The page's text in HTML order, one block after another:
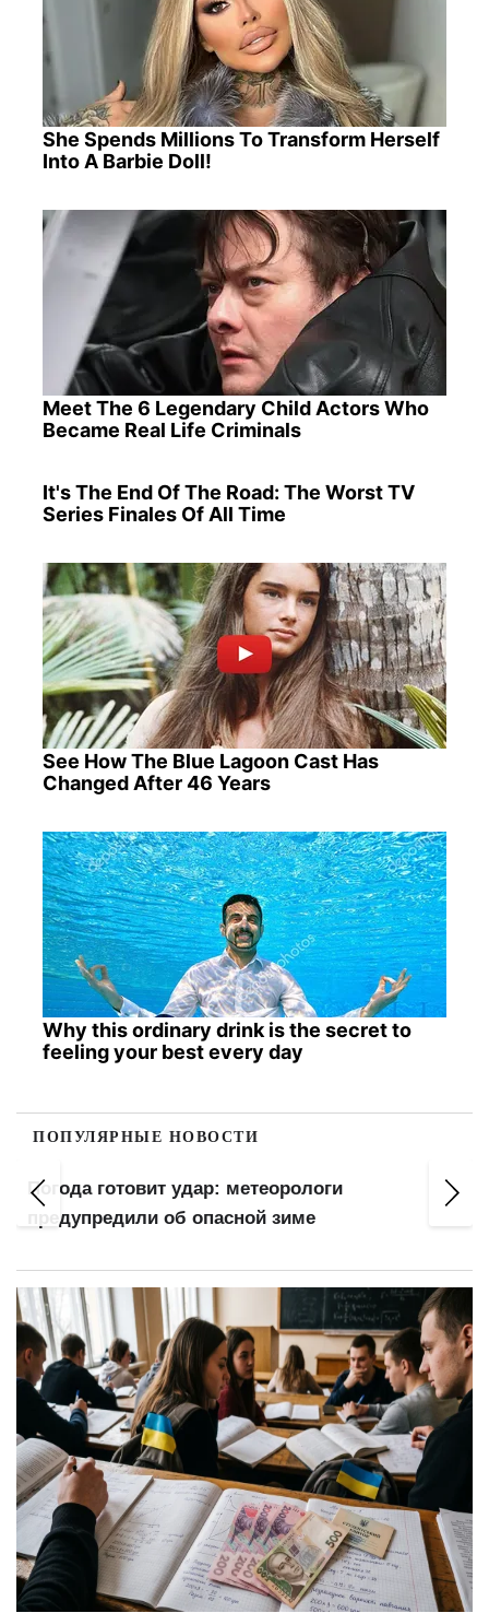
She Spends Millions To Transform Herself
Into A Barbie Doll!
Meet The 6 Legendary Child Actors Who
Became Real Life Criminals
It's The End Of The Road: The Worst TV
Series Finales Of All Time
See How The Blue Lagoon Cast Has
Changed After 46 Years
Why this ordinary drink is the secret to
feeling your best every day
ПОПУЛЯРНЫЕ НОВОСТИ
Погода готовит удар: метеорологи
предупредили об опасной зиме